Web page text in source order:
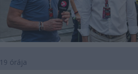
19 órája